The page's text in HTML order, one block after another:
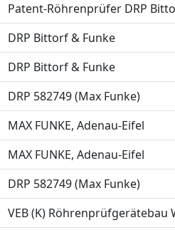
Patent-Röhrenprüfer DRP
DRP Bittorf & Funke
DRP Bittorf & Funke
DRP 582749 (Max Funke)
MAX FUNKE, Adenau-Eifel
MAX FUNKE, Adenau-Eifel
DRP 582749 (Max Funke)
VEB (K) Röhrenprüfgerätebau